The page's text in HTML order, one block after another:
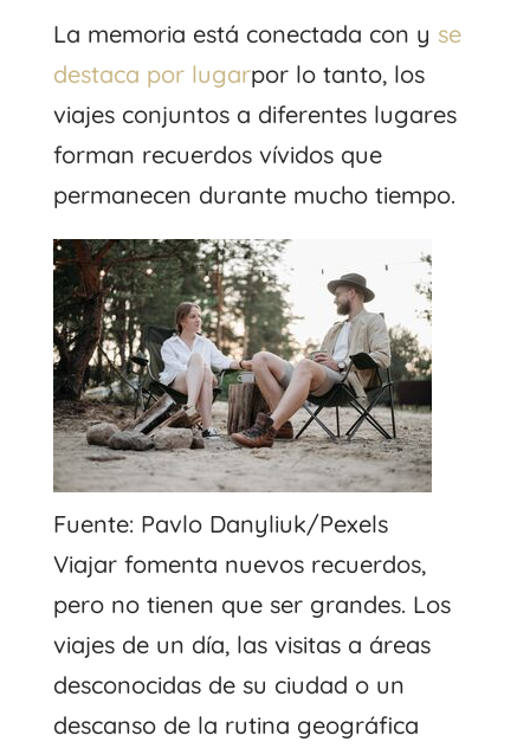
La memoria está conectada con y se
destaca por lugarpor lo tanto, los
viajes conjuntos a diferentes lugares
forman recuerdos vívidos que
permanecen durante mucho tiempo.
Fuente: Pavlo Danyliuk/Pexels
Viajar fomenta nuevos recuerdos,
pero no tienen que ser grandes. Los
viajes de un día, las visitas a áreas
desconocidas de su ciudad o un
descanso de la rutina geográfica